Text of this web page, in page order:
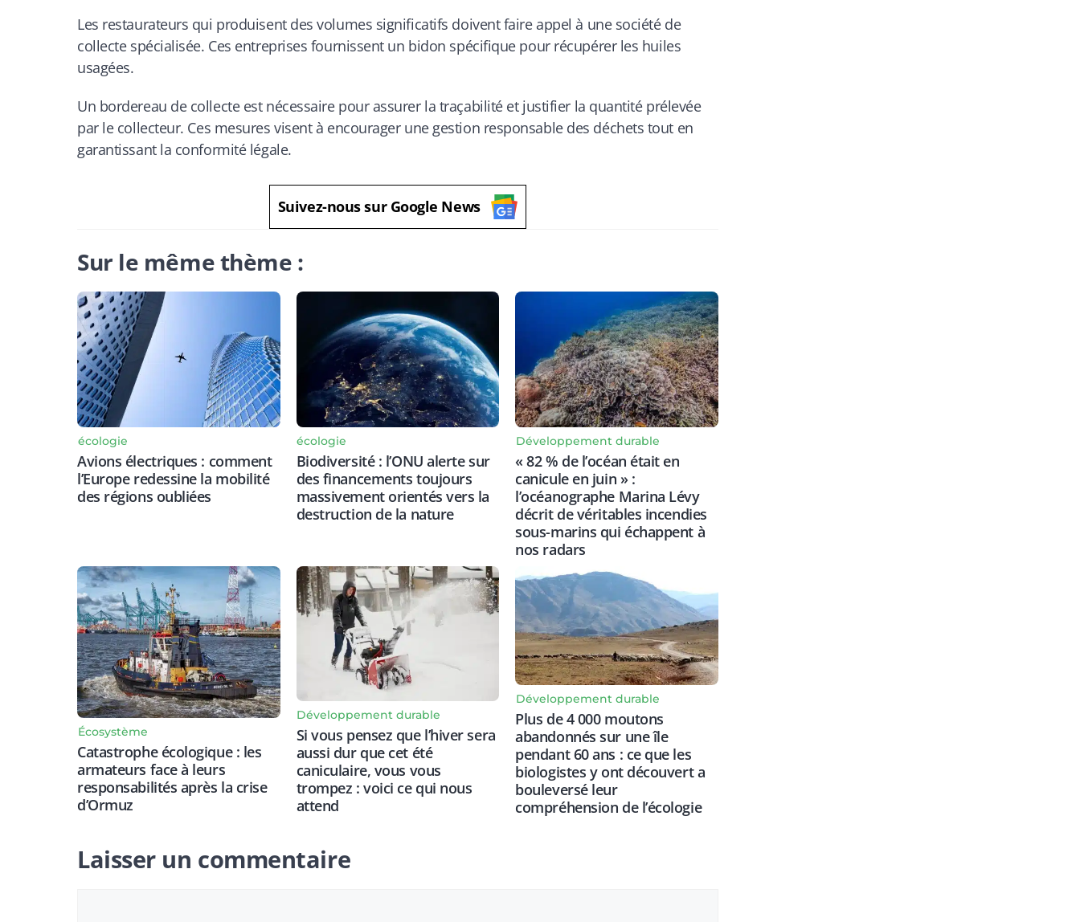
Les restaurateurs qui produisent des volumes significatifs doivent faire appel à une société de
collecte spécialisée. Ces entreprises fournissent un bidon spécifique pour récupérer les huiles
usagées.
Un bordereau de collecte est nécessaire pour assurer la traçabilité et justifier la quantité prélevée
par le collecteur. Ces mesures visent à encourager une gestion responsable des déchets tout en
garantissant la conformité légale.
Suivez-nous sur Google News
Sur le même thème :
écologie
Avions électriques : comment
l’Europe redessine la mobilité
des régions oubliées
écologie
Biodiversité : l’ONU alerte sur
des financements toujours
massivement orientés vers la
destruction de la nature
Développement durable
« 82 % de l’océan était en
canicule en juin » :
l’océanographe Marina Lévy
décrit de véritables incendies
sous-marins qui échappent à
nos radars
Écosystème
Catastrophe écologique : les
armateurs face à leurs
responsabilités après la crise
d’Ormuz
Développement durable
Si vous pensez que l’hiver sera
aussi dur que cet été
caniculaire, vous vous
trompez : voici ce qui nous
attend
Développement durable
Plus de 4 000 moutons
abandonnés sur une île
pendant 60 ans : ce que les
biologistes y ont découvert a
bouleversé leur
compréhension de l’écologie
Laisser un commentaire